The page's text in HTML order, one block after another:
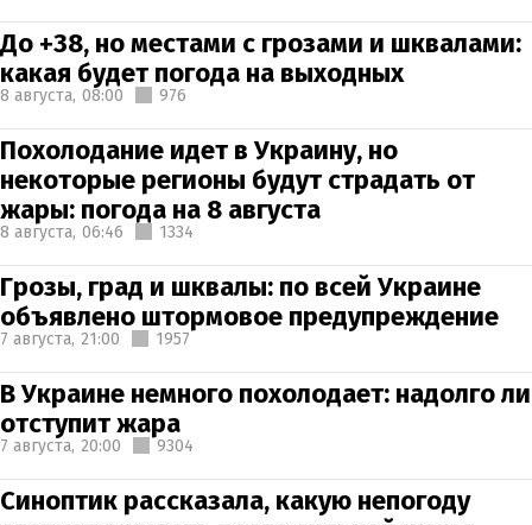
До +38, но местами с грозами и шквалами:
какая будет погода на выходных
8 августа, 08:00 976
Похолодание идет в Украину, но
некоторые регионы будут страдать от
жары: погода на 8 августа
8 августа, 06:46 1334
Грозы, град и шквалы: по всей Украине
объявлено штормовое предупреждение
7 августа, 21:00 1957
В Украине немного похолодает: надолго ли
отступит жара
7 августа, 20:00 9304
Синоптик рассказала, какую непогоду